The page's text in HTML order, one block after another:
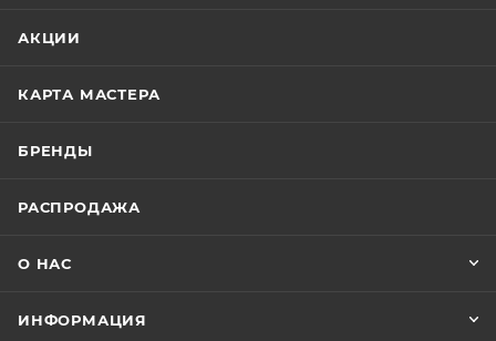
АКЦИИ
КАРТА МАСТЕРА
БРЕНДЫ
РАСПРОДАЖА
О НАС
ИНФОРМАЦИЯ